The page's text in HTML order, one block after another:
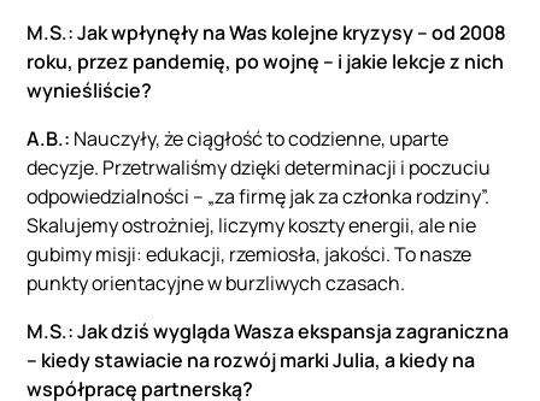
M.S.: Jak wpłynęły na Was kolejne kryzysy – od 2008
roku, przez pandemię, po wojnę – i jakie lekcje z nich
wynieśliście?
A.B.: Nauczyły, że ciągłość to codzienne, uparte
decyzje. Przetrwaliśmy dzięki determinacji i poczuciu
odpowiedzialności – „za firmę jak za członka rodziny”.
Skalujemy ostrożniej, liczymy koszty energii, ale nie
gubimy misji: edukacji, rzemiosła, jakości. To nasze
punkty orientacyjne w burzliwych czasach.
M.S.: Jak dziś wygląda Wasza ekspansja zagraniczna
– kiedy stawiacie na rozwój marki Julia, a kiedy na
współpracę partnerską?